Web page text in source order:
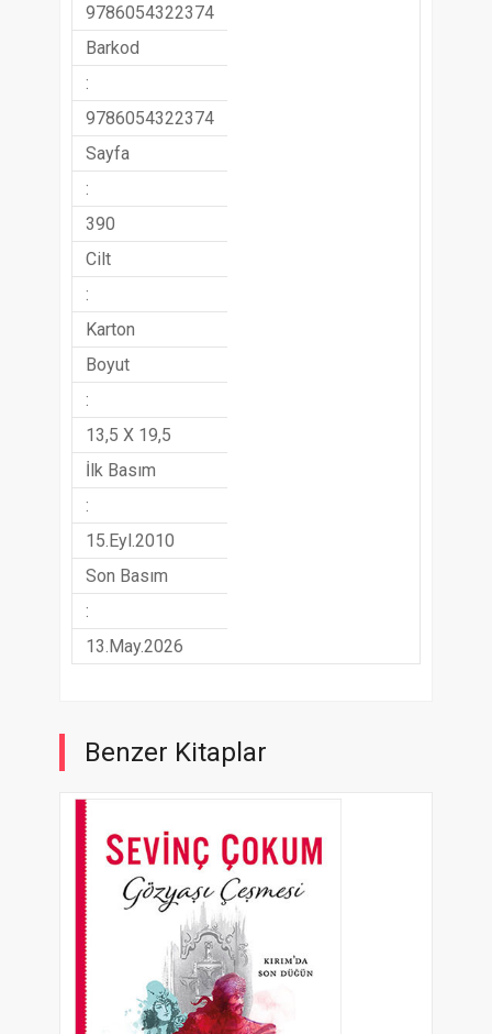
9786054322374
Barkod
:
9786054322374
Sayfa
:
390
Cilt
:
Karton
Boyut
:
13,5 X 19,5
İlk Basım
:
15.Eyl.2010
Son Basım
:
13.May.2026
Benzer Kitaplar